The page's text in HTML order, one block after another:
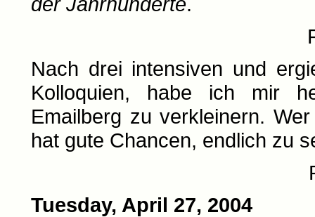
Nach drei intensiven und
Kolloquien, habe ich mir
Emailberg zu verkleinern.
hat gute Chancen, endlich zu
Tuesday, April 27, 2004